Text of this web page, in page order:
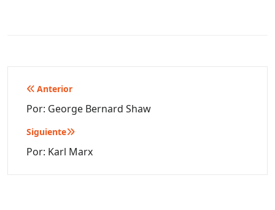
Navegación
de
entradas
Anterior
Por: George Bernard Shaw
Siguiente
Por: Karl Marx